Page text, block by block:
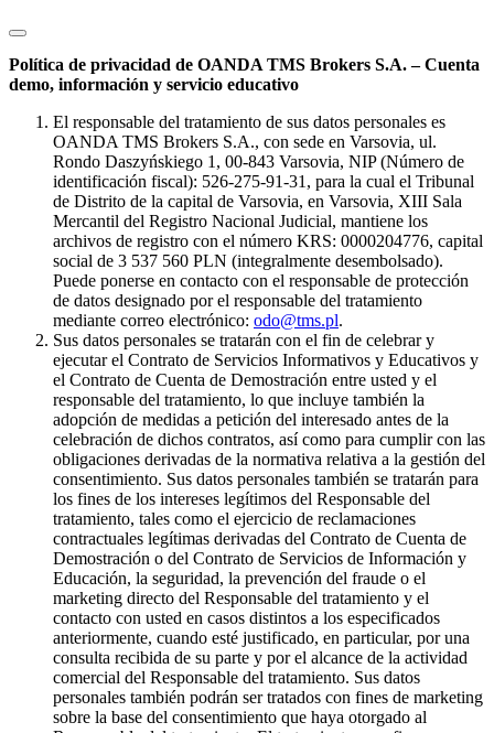
Política de privacidad de OANDA TMS Brokers S.A. – Cuenta
demo, información y servicio educativo
El responsable del tratamiento de sus datos personales es
OANDA TMS Brokers S.A., con sede en Varsovia, ul.
Rondo Daszyńskiego 1, 00-843 Varsovia, NIP (Número de
identificación fiscal): 526-275-91-31, para la cual el Tribunal
de Distrito de la capital de Varsovia, en Varsovia, XIII Sala
Mercantil del Registro Nacional Judicial, mantiene los
archivos de registro con el número KRS: 0000204776, capital
social de 3 537 560 PLN (integralmente desembolsado).
Puede ponerse en contacto con el responsable de protección
de datos designado por el responsable del tratamiento
mediante correo electrónico: odo@tms.pl.
Sus datos personales se tratarán con el fin de celebrar y
ejecutar el Contrato de Servicios Informativos y Educativos y
el Contrato de Cuenta de Demostración entre usted y el
responsable del tratamiento, lo que incluye también la
adopción de medidas a petición del interesado antes de la
celebración de dichos contratos, así como para cumplir con las
obligaciones derivadas de la normativa relativa a la gestión del
consentimiento. Sus datos personales también se tratarán para
los fines de los intereses legítimos del Responsable del
tratamiento, tales como el ejercicio de reclamaciones
contractuales legítimas derivadas del Contrato de Cuenta de
Demostración o del Contrato de Servicios de Información y
Educación, la seguridad, la prevención del fraude o el
marketing directo del Responsable del tratamiento y el
contacto con usted en casos distintos a los especificados
anteriormente, cuando esté justificado, en particular, por una
consulta recibida de su parte y por el alcance de la actividad
comercial del Responsable del tratamiento. Sus datos
personales también podrán ser tratados con fines de marketing
sobre la base del consentimiento que haya otorgado al